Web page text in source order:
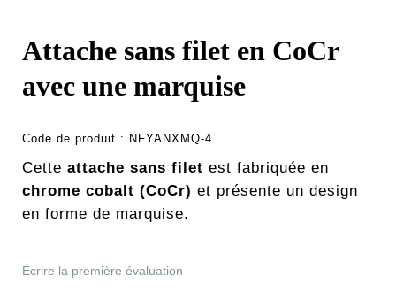
Attache sans filet en CoCr
avec une marquise
Code de produit : NFYANXMQ-4
Cette attache sans filet est fabriquée en
chrome cobalt (CoCr) et présente un design
en forme de marquise.
Écrire la première évaluation